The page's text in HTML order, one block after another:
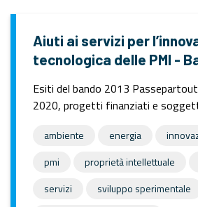
Aiuti ai servizi per
tecnologica delle PMI -
Esiti del bando 2013
2020, progetti finanziati e
ambiente energia
pmi
proprietà intellettuale
servizi
sviluppo sperimentale